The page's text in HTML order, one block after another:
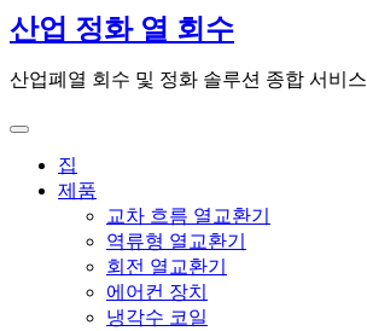
콘
텐
츠
건
산업 정화 열 회수
산업폐열 회수 및 정화 솔루션 종합 서비
집
제품
교차 흐름 열교환기
역류형 열교환기
회전 열교환기
에어컨 장치
냉각수 코일